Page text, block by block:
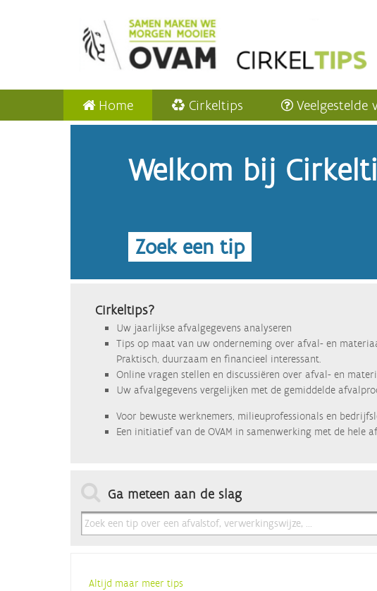
Home Cirkeltips Veelgestelde
Welkom bij
Zoek een tip
Cirkeltips?
Uw jaarlijkse afvalgegevens analyseren
Tips op maat van uw onderneming over afval- en
Praktisch, duurzaam en financieel interessant.
Online vragen stellen en discussiëren over afval- en
Uw afvalgegevens vergelijken met de gemiddelde
Voor bewuste werknemers, milieuprofessionals en
Een initiatief van de OVAM in samenwerking met de hele
Ga meteen aan de slag
Altijd maar meer tips